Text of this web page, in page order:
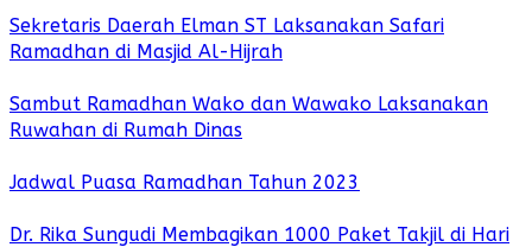
Sekretaris Daerah Elman ST Laksanakan Safari
Ramadhan di Masjid Al-Hijrah
Sambut Ramadhan Wako dan Wawako Laksanakan
Ruwahan di Rumah Dinas
Jadwal Puasa Ramadhan Tahun 2023
Dr. Rika Sungudi Membagikan 1000 Paket Takjil di Hari